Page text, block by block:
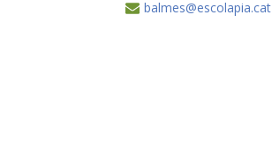
balmes@escolapia.cat